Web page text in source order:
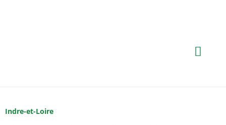
Indre-et-Loire